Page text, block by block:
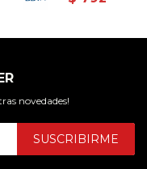
novedades!
SUSCRIBIRME